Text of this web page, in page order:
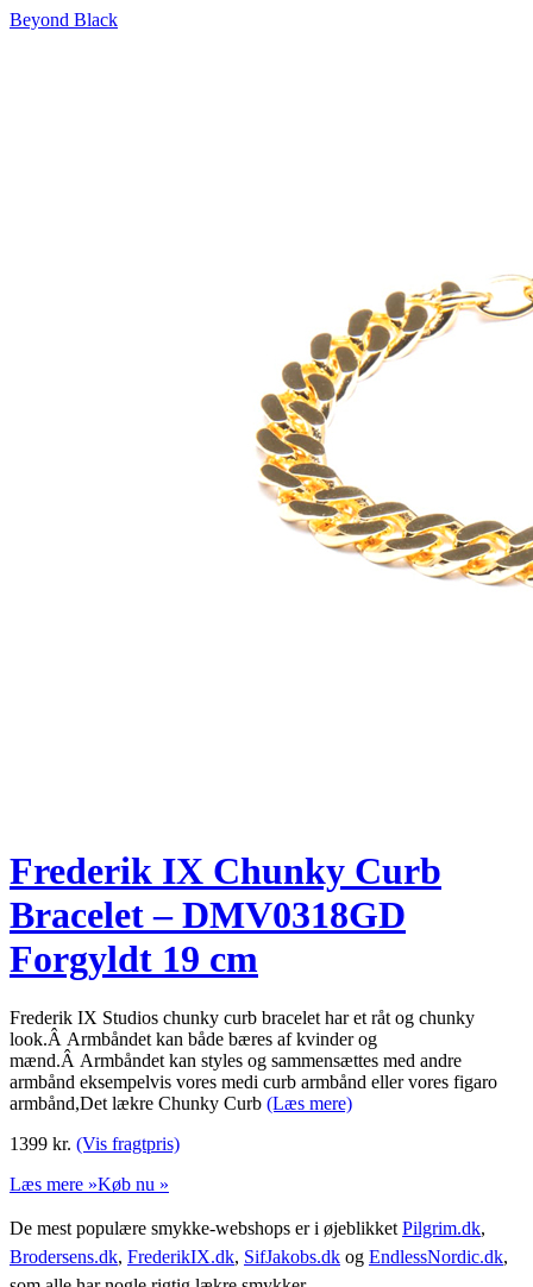
Beyond Black
Frederik IX Chunky Curb
Bracelet – DMV0318GD
Forgyldt 19 cm
Frederik IX Studios chunky curb bracelet har et råt og chunky
look.Â Armbåndet kan både bæres af kvinder og
mænd.Â Armbåndet kan styles og sammensættes med andre
armbånd eksempelvis vores medi curb armbånd eller vores figaro
armbånd,Det lækre Chunky Curb (Læs mere)
1399 kr. (Vis fragtpris)
Læs mere »Køb nu »
De mest populære smykke-webshops er i øjeblikket Pilgrim.dk,
Brodersens.dk, FrederikIX.dk, SifJakobs.dk og EndlessNordic.dk,